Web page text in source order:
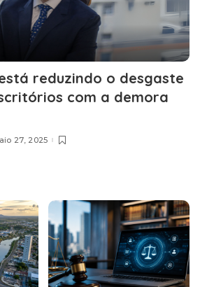
reduzindo o desgaste
com a demora
27, 2025